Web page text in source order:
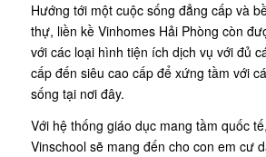
Hướng tới một cuộc sống đẳng cấp và
thự, liền kề Vinhomes Hải Phòng còn
với các loại hình tiện ích dịch vụ với đủ
cấp đến siêu cao cấp để xứng tầm với
sống tại nơi đây.
Với hệ thống giáo dục mang tầm quốc
Vinschool sẽ mang đến cho con em cư